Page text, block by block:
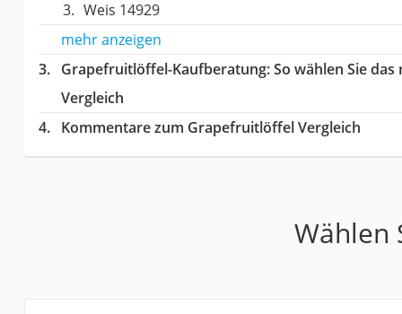
Weis 14929
mehr anzeigen
Grapefruitlöffel-Kaufberatung: So wählen Sie
Vergleich
Kommentare zum Grapefruitlöffel Vergleich
Wählen